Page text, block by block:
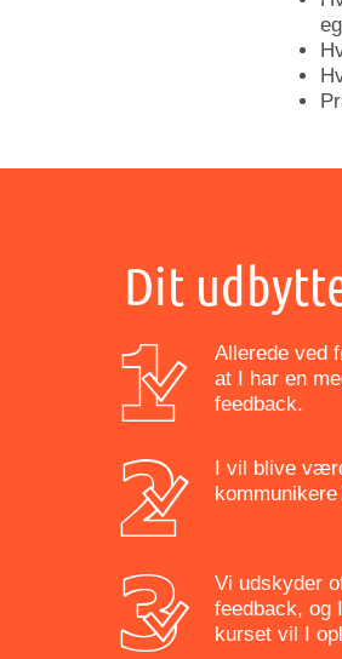
Dit
Allerede ved
at I har en
feedback.
I vil blive
Vi udskyder
feedback, og
kurset vil I